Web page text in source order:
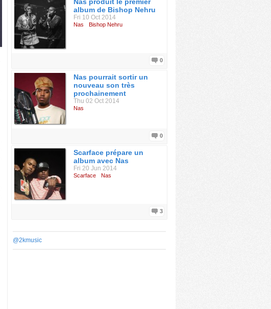
album de Bishop Nehru
Fri 10 Oct 2014
Nas Bishop Nehru
0
Nas pourrait sortir un
nouveau son très
prochainement
Thu 02 Oct 2014
Nas
0
Scarface prépare un
album avec Nas
Fri 20 Jun 2014
Scarface Nas
3
@2kmusic